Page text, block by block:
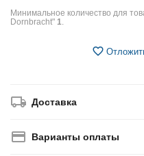
Минимальное количество для
Dornbracht"1.
Доставка
Варианты оплаты